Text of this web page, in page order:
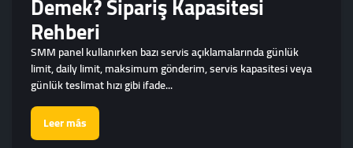
Rehberi
SMM panel kullanırken bazı servis açıklamalarında günlük
limit, daily limit, maksimum gönderim, servis kapasitesi veya
günlük teslimat hızı gibi ifade...
Leer más